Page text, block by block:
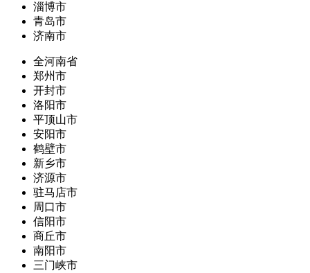
淄博市
青岛市
济南市
全河南省
郑州市
开封市
洛阳市
平顶山市
安阳市
鹤壁市
新乡市
济源市
驻马店市
周口市
信阳市
商丘市
南阳市
三门峡市